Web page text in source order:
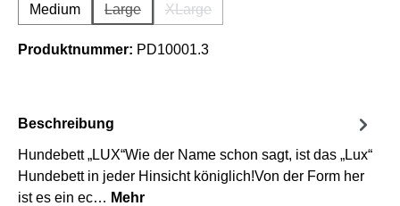
Medium Large
(Diese Option ist zurzeit nicht verfügbar.)
XLarge
(Diese Option ist zurzeit nicht
Produktnummer: PD10001.3
Beschreibung
Hundebett „LUX“Wie der Name schon sagt, ist das „Lux“
Hundebett in jeder Hinsicht königlich!Von der Form her
ist es ein ec… Mehr